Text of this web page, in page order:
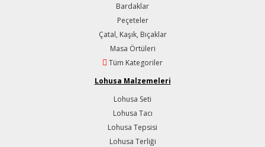
Bardaklar
Peçeteler
Çatal, Kaşık, Bıçaklar
Masa Örtüleri
Tüm Kategoriler
Lohusa Malzemeleri
Lohusa Seti
Lohusa Tacı
Lohusa Tepsisi
Lohusa Terliği